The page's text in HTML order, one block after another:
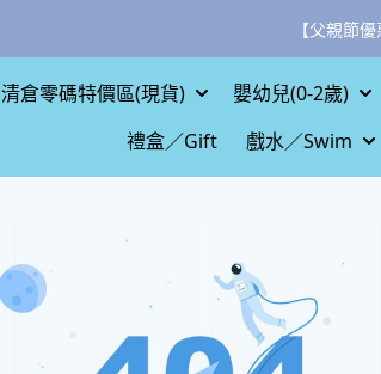
【父親節
清倉零碼特價區(現貨) 嬰幼兒(0-2歲)
禮盒／Gift
戲水／Swim